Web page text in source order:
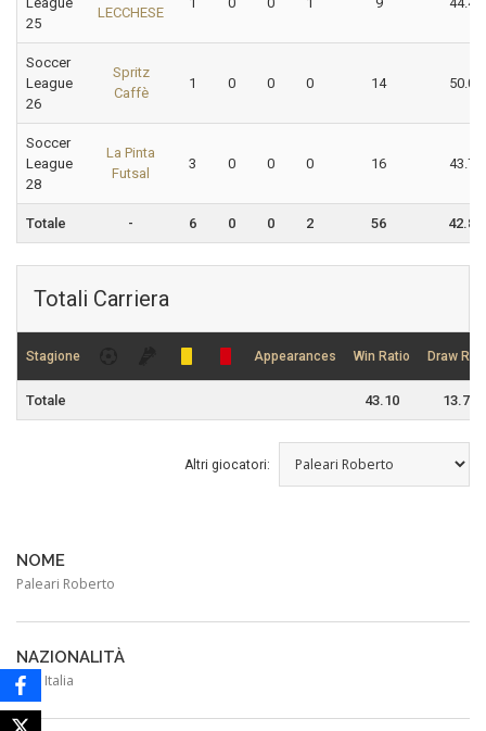
25
LECCHESE
Soccer
League
26
Spritz
Caffè
1 0 0 0 14 50.00
Soccer
League
28
La Pinta
Futsal
3 0 0 0 16 43.75
Totale - 6 0 0 2 56 42.86
Totali Carriera
Stagione Appearances Win Ratio Draw
Totale 43.10 13.79
Altri giocatori:
NOME
Paleari Roberto
NAZIONALITÀ
Italia